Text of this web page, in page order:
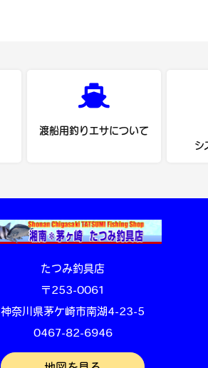
渡船用釣りエサについて
シ
たつみ釣具店
〒253-0061
神奈川県茅ケ崎市南湖4-23-5
0467-82-6946